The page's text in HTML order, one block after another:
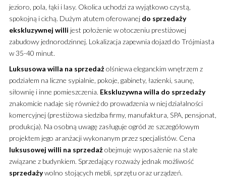
jezioro, pola, łąki i lasy. Okolica uchodzi za wyjątkowo czystą,
spokojną i cichą. Dużym atutem oferowanej do sprzedaży
ekskluzywnej willi jest położenie w otoczeniu prestiżowej
zabudowy jednorodzinnej. Lokalizacja zapewnia dojazd do Trójmiasta
w 35-40 minut.
Luksusowa willa na sprzedażolśniewa eleganckim wnętrzem z
podziałem na liczne sypialnie, pokoje, gabinety, łazienki, saunę,
siłownię i inne pomieszczenia. Ekskluzywna willa do sprzedaży
znakomicie nadaje się również do prowadzenia w niej działalności
komercyjnej (prestiżowa siedziba firmy, manufaktura, SPA, pensjonat,
produkcja). Na osobną uwagę zasługuje ogród ze szczegółowym
projektem jego aranżacji wykonanym przez specjalistów. Cena
luksusowej willi na sprzedażobejmuje wyposażenie na stałe
związane z budynkiem. Sprzedający rozważy jednak możliwość
sprzedażywolno stojących mebli, sprzętu oraz urządzeń.